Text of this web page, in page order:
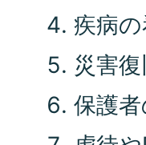
疾病
災害
保護